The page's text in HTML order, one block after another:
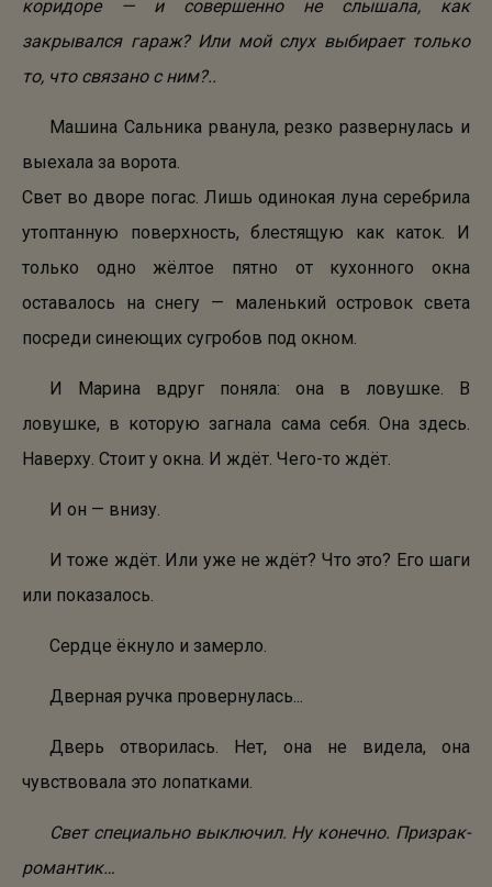
коридоре — и совершенно не слышала, как
закрывался гараж? Или мой слух выбирает только
то, что связано с ним?..
Машина Сальника рванула, резко развернулась и
выехала за ворота.
Свет во дворе погас. Лишь одинокая луна серебрила
утоптанную поверхность, блестящую как каток. И
только одно жёлтое пятно от кухонного окна
оставалось на снегу — маленький островок света
посреди синеющих сугробов под окном.
И Марина вдруг поняла: она в ловушке. В
ловушке, в которую загнала сама себя. Она здесь.
Наверху. Стоит у окна. И ждёт. Чего-то ждёт.
И он — внизу.
И тоже ждёт. Или уже не ждёт? Что это? Его шаги
или показалось.
Сердце ёкнуло и замерло.
Дверная ручка провернулась...
Дверь отворилась. Нет, она не видела, она
чувствовала это лопатками.
Свет специально выключил. Ну конечно. Призрак-
романтик…